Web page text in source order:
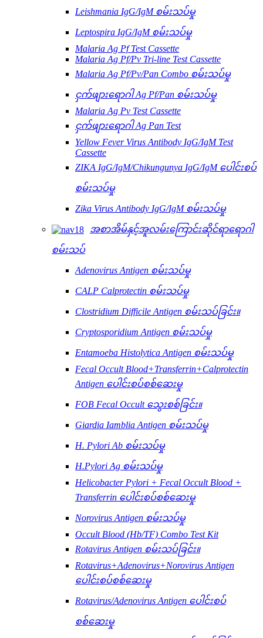
Leishmania IgG/IgM စမ်းသပ်မှု
Leptospira IgG/IgM စမ်းသပ်မှု
Malaria Ag Pf Test Cassette
Malaria Ag Pf/Pv Tri-line Test Cassette
Malaria Ag Pf/Pv/Pan Combo စမ်းသပ်မှု
ငှက်ဖျားရောဂါ Ag Pf/Pan စမ်းသပ်မှု
Malaria Ag Pv Test Cassette
ငှက်ဖျားရောဂါ Ag Pan Test
Yellow Fever Virus Antibody IgG/IgM Test
Cassette
ZIKA IgG/IgM/Chikungunya IgG/IgM ပေါင်းစပ်
စမ်းသပ်မှု
Zika Virus Antibody IgG/IgM စမ်းသပ်မှု
အစာအိမ်နှင့်အူလမ်းကြောင်းဆိုင်ရာရောဂါ
စမ်းသပ်
Adenovirus Antigen စမ်းသပ်မှု
CALP Calprotectin စမ်းသပ်မှု
Clostridium Difficile Antigen စမ်းသပ်ခြင်း။
Cryptosporidium Antigen စမ်းသပ်မှု
Entamoeba Histolytica Antigen စမ်းသပ်မှု
Fecal Occult Blood+Transferrin+Calprotectin
Antigen ပေါင်းစပ်စစ်ဆေးမှု
FOB Fecal Occult သွေးစစ်ခြင်း။
Giardia Iamblia Antigen စမ်းသပ်မှု
H. Pylori Ab စမ်းသပ်မှု
H.Pylori Ag စမ်းသပ်မှု
Helicobacter Pylori + Fecal Occult Blood +
Transferrin ပေါင်းစပ်စစ်ဆေးမှု
Norovirus Antigen စမ်းသပ်မှု
Occult Blood (Hb/TF) Combo Test Kit
Rotavirus Antigen စမ်းသပ်ခြင်း။
Rotavirus+Adenovirus+Norovirus Antigen
ပေါင်းစပ်စစ်ဆေးမှု
Rotavirus/Adenovirus Antigen ပေါင်းစပ်
စစ်ဆေးမှု